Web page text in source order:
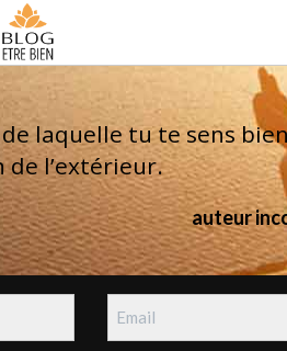
laquelle tu te sens
de l’extérieur.
auteur